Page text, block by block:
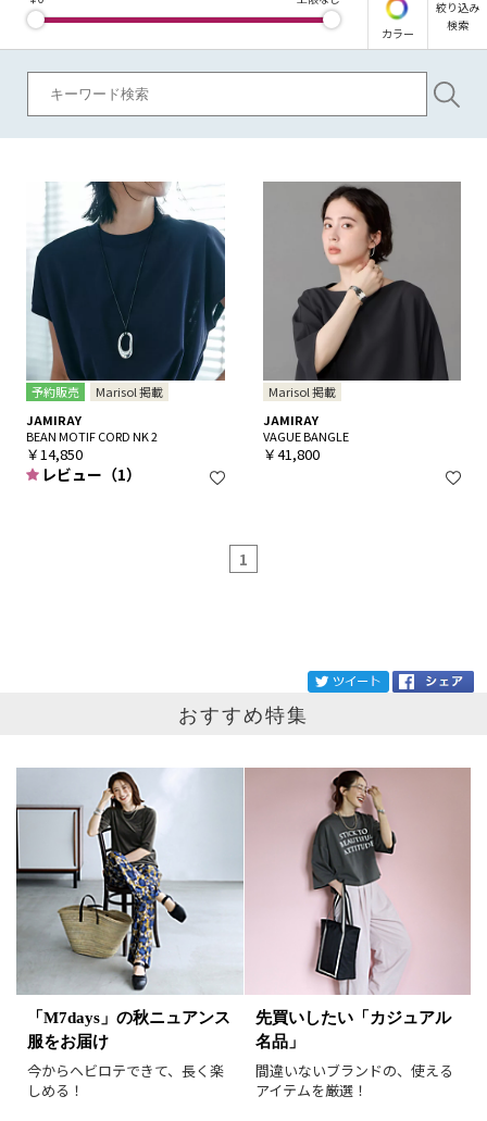
カラー
絞り込み
検索
予約販売
Marisol 掲載
JAMIRAY
BEAN MOTIF CORD NK 2
￥14,850
レビュー（1）
Marisol 掲載
JAMIRAY
VAGUE BANGLE
￥41,800
1
掲載雑誌
価格 円～ 円
表示オプション
新着
再入荷
ラスト1
おすすめ特集
「M7days」の秋ニュアンス
服をお届け
今からヘビロテできて、長く楽
しめる！
先買いしたい「カジュアル
名品」
間違いないブランドの、使える
アイテムを厳選！